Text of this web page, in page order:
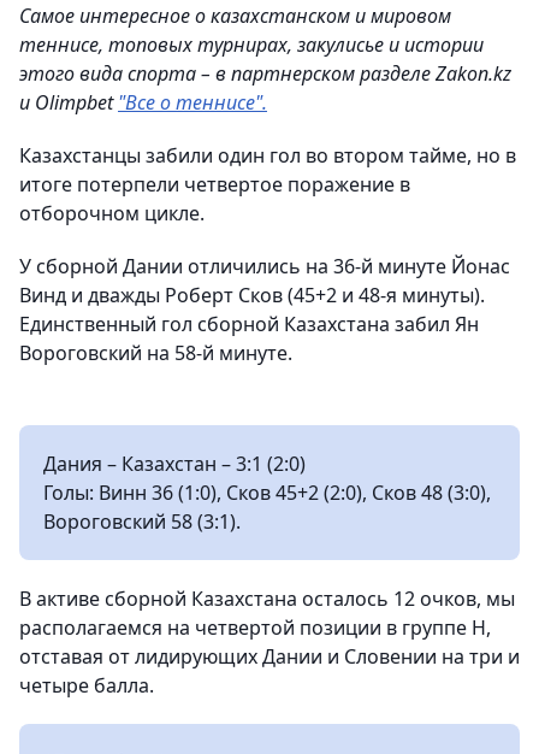
Самое интересное о казахстанском и мировом
теннисе, топовых турнирах, закулисье и истории
этого вида спорта – в партнерском разделе Zakon.kz
и Olimpbet"Все о теннисе".
Казахстанцы забили один гол во втором тайме, но в
итоге потерпели четвертое поражение в
отборочном цикле.
У сборной Дании отличились на 36-й минуте Йонас
Винд и дважды Роберт Сков (45+2 и 48-я минуты).
Единственный гол сборной Казахстана забил Ян
Вороговский на 58-й минуте.
Дания – Казахстан – 3:1 (2:0)
Голы: Винн 36 (1:0), Сков 45+2 (2:0), Сков 48 (3:0),
Вороговский 58 (3:1).
В активе сборной Казахстана осталось 12 очков, мы
располагаемся на четвертой позиции в группе Н,
отставая от лидирующих Дании и Словении на три и
четыре балла.